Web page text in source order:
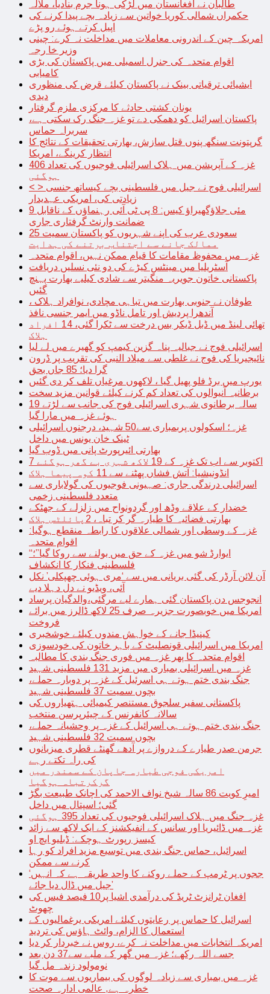
طالبان نے افغانستان میں لڑکی ہونا جرم بنادیا، ملالہ
حکمراں شمالی کوریا خواتین سے زیادہ بچے پیدا کرنے کی
اپیل کرتے ہوئے رو پڑے
امریکہ چین کے اندرونی معاملات میں مداخلت نہ کرے: چینی
وزیر خا رجہ
اقوام متحدہ کی جنرل اسمبلی میں پاکستان کی بڑی
کامیابی
ایشیائی ترقیاتی بینک نے پاکستان کیلئے قرض کی منظوری
دیدی
یونان کشتی حادثے کا مرکزی ملزم گرفتار
پاکستان اسرائیل کو دھمکی دے تو غزہ جنگ رک سکتی ہے،
سربراہ حماس
گرپتونت سنگھ پنوں قتل سازش، بھارتی تحقیقات کے نتائج کا
انتظار کرینگے، امریکا
غزہ کے آپریشن میں ہلاک اسرائیلی فوجیوں کی تعداد 406
ہوگئی
< > اسرائیلی فوج نے جیل میں فلسطینی بچے کیساتھ جنسی
زیادتی کی، امریکی عہدیدار
9 مئی جلاؤگھیراؤ کیس: 8 پی ٹی آئی رہنماؤں کے ناقابل
ضمانت وارنٹ گرفتاری جاری
سعودی عرب کی اپنے شہریوں کو پاکستان سمیت 25
ممالک جانے سے اجتناب برتنے کی ہدایت
غزہ میں محفوظ مقامات کا قیام ممکن نہیں، اقوام متحدہ
آسٹریلیا میں مینٹس کیڑے کی دو نئی نسلیں دریافت
پاکستانی خاتون جویریہ منگیتر سے شادی کیلیے بھارت پہنچ
گئیں
طوفان نے جنوبی بھارت میں تباہی مچادی، نوافراد ہلاک ،
آندھرا پردیش اور تامل ناڈو میں ایمر جنسی نافذ
تھائی لینڈ میں ڈبل ڈیکر بس درخت سے ٹکرا گئی، 14 افراد
ہلاک
اسرائیلی فوج نے جبالیہ پناہ گزین کیمپ کو گھیرے میں لے لیا
نائیجیریا کی فوج نے غلطی سے میلاد النبی کی تقریب پر ڈرون
گرا دیا؛ 85 جاں بحق
یورپ میں برڈ فلو پھیل گیا ، لاکھوں مرغیاں تلف کر دی گئیں
برطانیہ آنیوالوں کی تعداد کم کرنے کیلئے قوانین مزید سخت
19 سالہ برطانوی شہری اسرائیلی فوج کی جانب سے لڑتے
ہوئے غزہ میں مارا گیا
غزہ؛ اسکولوں پربمباری سے50 شہید، درجنوں اسرائیلی
ٹینک خان یونس میں داخل
بھارتی ائیرپورٹ پانی میں ڈوب گیا
7 اکتوبر سے اب تک غزہ کے 19 لاکھ شہری بے گھر ہوگئے
انڈونیشیا: آتش فشاں پھٹنے سے 11 کوہ پیما ہلاک
اسرائیلی درندگی جاری: صہیونی فوجیوں کی گولاباری سے
متعدد فلسطینی زخمی
خضدار کے علاقے وڈھ اور گردونواح میں زلزلے کے جھٹکے
بھارتی فضائیہ کا طیارہ گر کر تباہ، 2پائلٹس ہلاک
غزہ کے وسطی اور شمالی علاقوں کا رابطہ منقطع ہوگیا:
اقوام متحدہ
“ایوارڈ شو میں غزہ کے حق میں بولنے سے روکا گیا”؛
فلسطینی فنکار کا انکشاف
آن لائن آرڈر کی گئی بریانی میں سے ‘مری ہوئی چھپکلی’ نکل
آئی، ویڈیو نے دل دہلا دیے
انجوجس دن پاکستان گئی ہمارے لیے مرگئی،والدگیان پرساد
امریکا میں خوبصورت جزیرہ صرف 25 لاکھ ڈالرز میں برائے
فروخت
کینیڈا جانے کے خواہش مندوں کیلئے خوشخبری
امریکا میں اسرائیلی قونصلیٹ کے باہر خاتون کی خودسوزی
اقوام متحدہ کا پھر غزہ میں فوری جنگ بندی کا مطالبہ
غزہ میں اسرائیلی بمباری میں مزید 131 فلسطینی شہید
جنگ بندی ختم ہوتے ہی اسرئیل کے غزہ پر دوبارہ حملے،
بچوں سمیت 37 فلسطینی شہید
پاکستانی سفیر سلجوق مستنصر کیمیائی ہتھیاروں کی
سالانہ کانفرنس کے چیئرپرسن منتخب
جنگ بندی ختم ہوتے ہی اسرائیل کے غزہ پر وحشیانہ حملے،
بچوں سمیت 32 فلسطینی شہید
جرمن صدر طیارے کے دروازے پر آدھے گھنٹے قطری میزبانوں
کی راہ تکتے رہے
امریکی فوجی طیارہ جاپان کے سمندر میں
گرکرتباہ ہوگیا
امیرِ کویت 86 سالہ شیخ نواف الاحمد کی اچانک طبیعت بگڑ
گئی؛ اسپتال میں داخل
غزہ جنگ میں ہلاک اسرائیلی فوجیوں کی تعداد 395 ہوگئی
غزہ میں ڈائیریا اور سانس کے انفیکشنز کے ایک لاکھ سے زائد
کیسز رپورٹ ہوچکے: ڈبلیو ایچ او
اسرائیل، حماس جنگ بندی میں توسیع مزید افراد کو رہا
کرنے سے ممکن
‘ججوں پر ٹرمپ کے حملے روکنے کا واحد طریقہ ہے کہ انہیں
جیل میں ڈال دیا جائے’
افغان ٹرانزٹ ٹریڈ کی درآمدی اشیا پر10 فیصد فیس کی
چھوٹ
اسرائیل کا حماس پر رعایتوں کیلئے امریکی یرغمالیوں کے
استعمال کا الزام، وائٹ ہاؤس کی تردید
امریکہ انتخابات میں مداخلت نہ کرے، روس نے خبردار کر دیا
جسے اللہ رکھے؛ غزہ میں گھر کے ملبے سے37 دن بعد
نومولود زندہ مل گیا
غزہ میں بمباری سے زیادہ لوگوں کی بیماریوں سے موت کا
خطرہ ہے, عالمی ادارہ صحت